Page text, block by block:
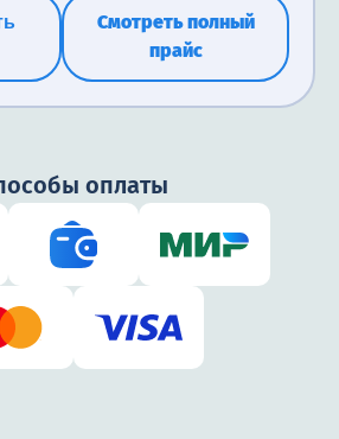
Смотреть полный
прайс
оплаты